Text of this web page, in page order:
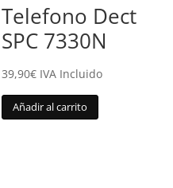
Telefono Dect
SPC 7330N
39,90€ IVA Incluido
Añadir al carrito